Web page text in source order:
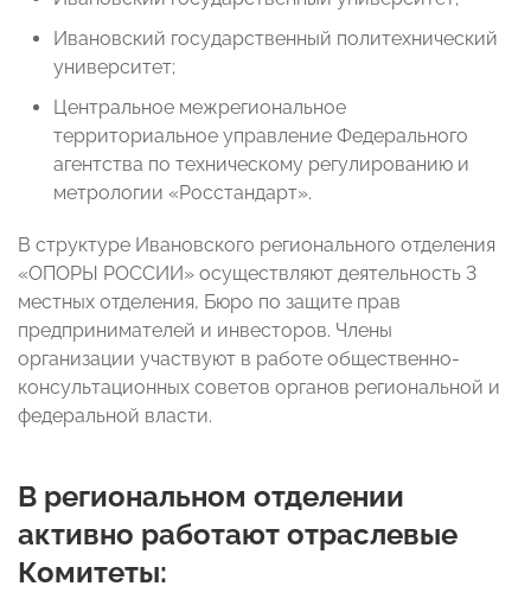
Ивановский государственный политехнический
университет;
Центральное межрегиональное
территориальное управление Федерального
агентства по техническому регулированию и
метрологии «Росстандарт».
В структуре Ивановского регионального отделения
«ОПОРЫ РОССИИ» осуществляют деятельность 3
местных отделения, Бюро по защите прав
предпринимателей и инвесторов. Члены
организации участвуют в работе общественно-
консультационных советов органов региональной и
федеральной власти.
В региональном отделении
активно работают отраслевые
Комитеты: